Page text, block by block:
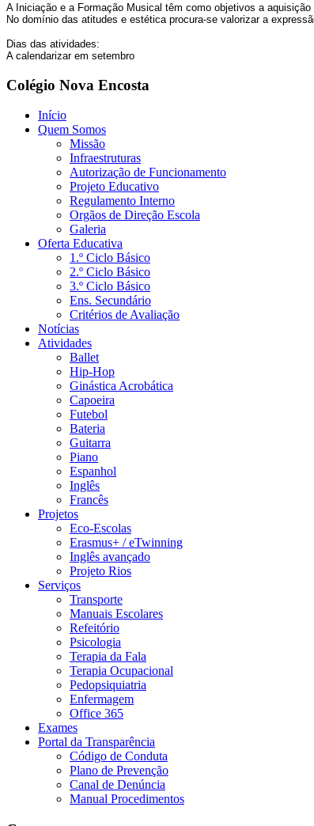
A Iniciação e a Formação Musical têm como objetivos a
No domínio das atitudes e estética procura-se valorizar a
Dias das atividades:
A calendarizar em setembro
Colégio Nova Encosta
Início
Quem Somos
Missão
Infraestruturas
Autorização de Funcionamento
Projeto Educativo
Regulamento Interno
Orgãos de Direção Escola
Galeria
Oferta Educativa
1.º Ciclo Básico
2.º Ciclo Básico
3.º Ciclo Básico
Ens. Secundário
Critérios de Avaliação
Notícias
Atividades
Ballet
Hip-Hop
Ginástica Acrobática
Capoeira
Futebol
Bateria
Guitarra
Piano
Espanhol
Inglês
Francês
Projetos
Eco-Escolas
Erasmus+ / eTwinning
Inglês avançado
Projeto Rios
Serviços
Transporte
Manuais Escolares
Refeitório
Psicologia
Terapia da Fala
Terapia Ocupacional
Pedopsiquiatria
Enfermagem
Office 365
Exames
Portal da Transparência
Código de Conduta
Plano de Prevenção
Canal de Denúncia
Manual Procedimentos